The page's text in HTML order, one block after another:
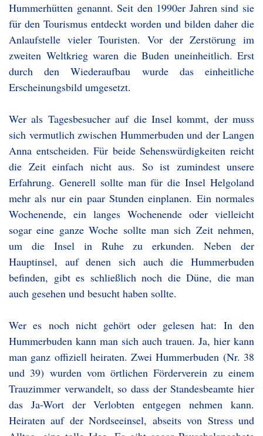
Hummerhütten genannt. Seit den 1990er Jahren sind sie
für den Tourismus entdeckt worden und bilden daher die
Anlaufstelle vieler Touristen. Vor der Zerstörung im
zweiten Weltkrieg waren die Buden uneinheitlich. Erst
durch den Wiederaufbau wurde das einheitliche
Erscheinungsbild umgesetzt.
Wer als Tagesbesucher auf die Insel kommt, der muss
sich vermutlich zwischen Hummerbuden und der Langen
Anna entscheiden. Für beide Sehenswürdigkeiten reicht
die Zeit einfach nicht aus. So ist zumindest unsere
Erfahrung. Generell sollte man für die Insel Helgoland
mehr als nur ein paar Stunden einplanen. Ein normales
Wochenende, ein langes Wochenende oder vielleicht
sogar eine ganze Woche sollte man sich Zeit nehmen,
um die Insel in Ruhe zu erkunden. Neben der
Hauptinsel, auf denen sich auch die Hummerbuden
befinden, gibt es schließlich noch die Düne, die man
auch gesehen und besucht haben sollte.
Wer es noch nicht gehört oder gelesen hat: In den
Hummerbuden kann man sich auch trauen. Ja, hier kann
man ganz offiziell heiraten. Zwei Hummerbuden (Nr. 38
und 39) wurden vom örtlichen Förderverein zu einem
Trauzimmer verwandelt, so dass der Standesbeamte hier
das Ja-Wort der Verlobten entgegen nehmen kann.
Heiraten auf der Nordseeinsel, abseits von Stress und